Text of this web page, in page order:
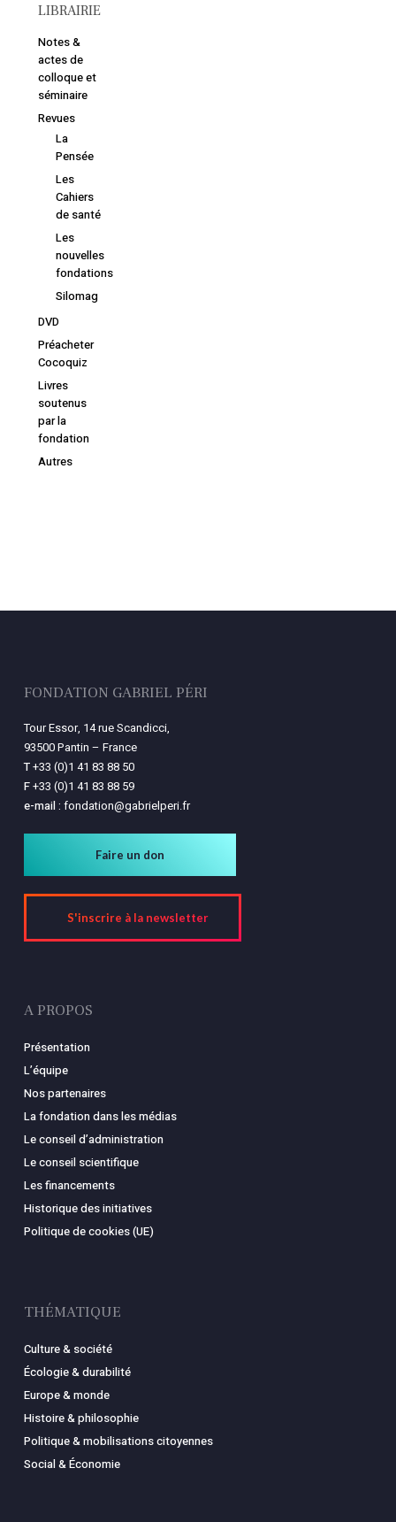
LIBRAIRIE
Notes &
actes de
colloque et
séminaire
Revues
La
Pensée
Les
Cahiers
de santé
Les
nouvelles
fondations
Silomag
DVD
Préacheter
Cocoquiz
Livres
soutenus
par la
fondation
Autres
FONDATION GABRIEL PÉRI
Tour Essor, 14 rue Scandicci,
93500 Pantin – France
T+33 (0)1 41 83 88 50
F+33 (0)1 41 83 88 59
e-mail : fondation@gabrielperi.fr
Faire un don
S'inscrire à la newsletter
A PROPOS
Présentation
L’équipe
Nos partenaires
La fondation dans les médias
Le conseil d’administration
Le conseil scientifique
Les financements
Historique des initiatives
Politique de cookies (UE)
THÉMATIQUE
Culture & société
Écologie & durabilité
Europe & monde
Histoire & philosophie
Politique & mobilisations citoyennes
Social & Économie